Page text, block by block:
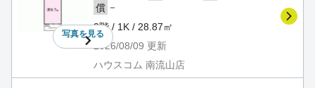
写真を見る
償 －
3階 / 1K / 28.87㎡
2026/08/09 更新
ハウスコム 南流山店